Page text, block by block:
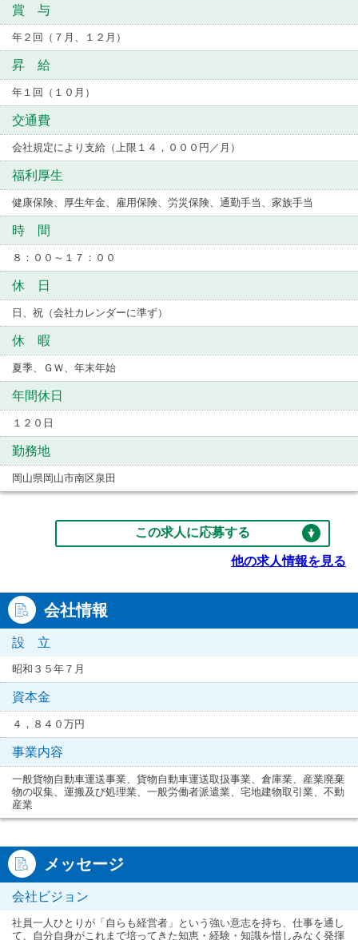
賞 与
年２回（７月、１２月）
昇 給
年１回（１０月）
交通費
会社規定により支給（上限１４，０００円／月）
福利厚生
健康保険、厚生年金、雇用保険、労災保険、通勤手当、家族手当
時 間
８：００～１７：００
休 日
日、祝（会社カレンダーに準ず）
休 暇
夏季、ＧＷ、年末年始
年間休日
１２０日
勤務地
岡山県岡山市南区泉田
この求人に応募する
他の求人情報を見る
会社情報
設 立
昭和３５年７月
資本金
４，８４０万円
事業内容
一般貨物自動車運送事業、貨物自動車運送取扱事業、倉庫業、産業廃棄
物の収集、運搬及び処理業、一般労働者派遣業、宅地建物取引業、不動
産業
メッセージ
会社ビジョン
社員一人ひとりが「自らも経営者」という強い意志を持ち、仕事を通し
て、自分自身がこれまで培ってきた知恵・経験・知識を惜しみなく発揮